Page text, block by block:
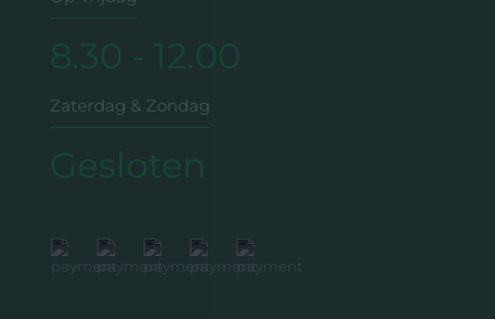
8.30 - 12.00
Zaterdag & Zondag
Gesloten